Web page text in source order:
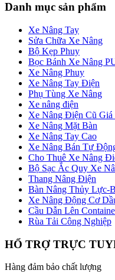
Danh mục sản phẩm
Xe Nâng Tay
Sửa Chữa Xe Nâng
Bộ Kẹp Phuy
Bọc Bánh Xe Nâng
Xe Nâng Phuy
Xe Nâng Tay Điện
Phụ Tùng Xe Nâng
Xe nâng điện
Xe Nâng Điện Cũ Giá
Xe Nâng Mặt Bàn
Xe Nâng Tay Cao
Xe Nâng Bán Tự
Cho Thuê Xe Nâng
Bộ Sạc Ắc Quy Xe
Thang Nâng Điện
Bàn Nâng Thủy Lực-
Xe Nâng Động Cơ
Cầu Dẫn Lên
Rùa Tải Công Nghiệp
HỔ TRỢ TRỰC
Hàng đảm bảo chất lượng